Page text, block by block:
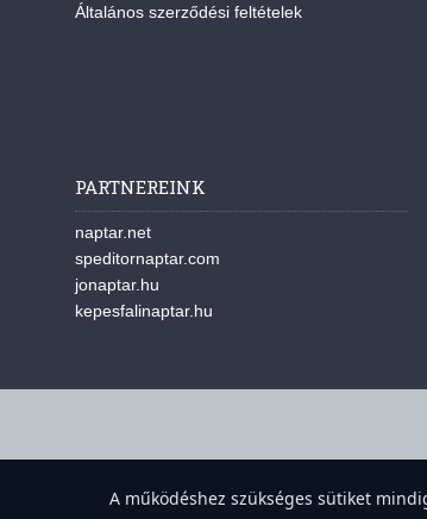
Általános szerződési feltételek
PARTNEREINK
naptar.net
speditornaptar.com
jonaptar.hu
kepesfalinaptar.hu
Süti-beállítások megnyitása
A működéshez szükséges sütiket